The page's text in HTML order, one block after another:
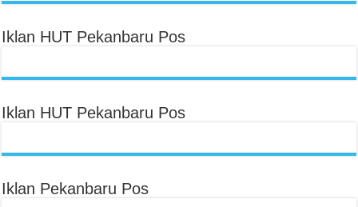
Iklan HUT Pekanbaru Pos
Iklan HUT Pekanbaru Pos
Iklan Pekanbaru Pos